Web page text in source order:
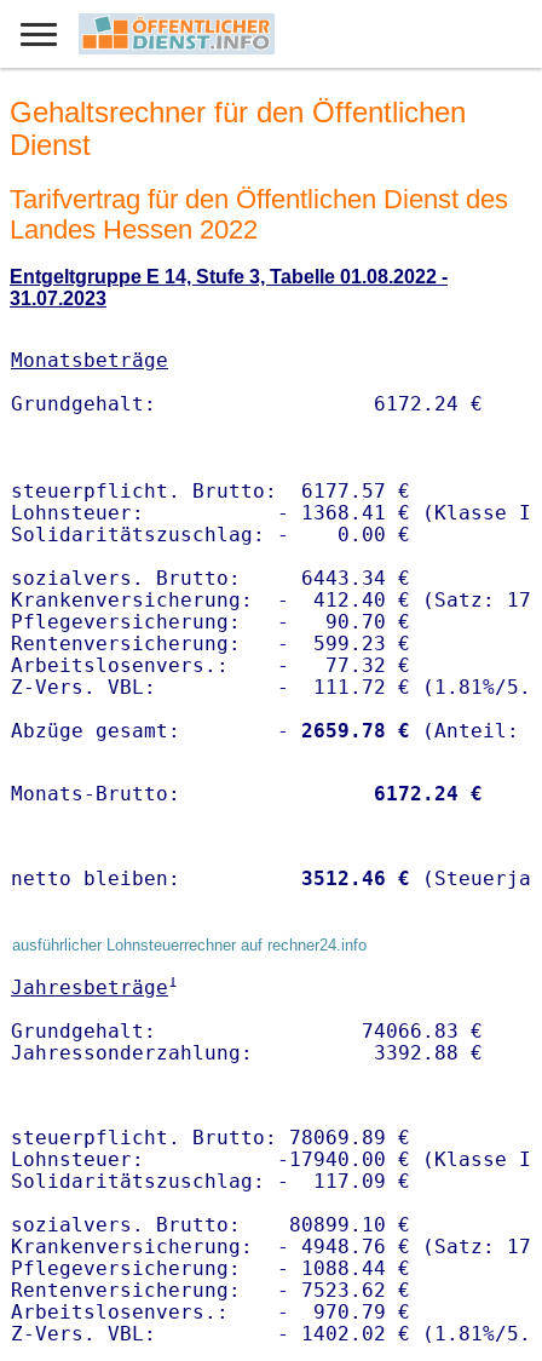
Gehaltsrechner für den Öffentlichen
Dienst
Tarifvertrag für den Öffentlichen Dienst des
Landes Hessen 2022
Entgeltgruppe E 14, Stufe 3, Tabelle 01.08.2022 -
31.07.2023
Monatsbeträge
steuerpflicht. Brutto:  6177.57 €
Lohnsteuer:           - 1368.41 € (Klasse I)
Solidaritätszuschlag: -    0.00 €
sozialvers. Brutto:     6443.34 €
Krankenversicherung:  -  412.40 € (Satz:
Pflegeversicherung:   -   90.70 €
Rentenversicherung:   -  599.23 €
Arbeitslosenvers.:    -   77.32 €
Z-Vers. VBL:          -  111.72 € ( 1.81%/
Abzüge gesamt:        -
2659.78 €
Monats-Brutto: 6172.24 €
netto bleiben: 3512.46 €
ausführlicher Lohnsteuerrechner auf rechner24.info
Jahresbeträge1
Grundgehalt:                 74066.83 €
steuerpflicht. Brutto: 78069.89 €
Lohnsteuer:           -17940.00 € (Klasse I)
Solidaritätszuschlag: -  117.09 €
sozialvers. Brutto:    80899.10 €
Krankenversicherung:  - 4948.76 € (Satz:
Pflegeversicherung:   - 1088.44 €
Rentenversicherung:   - 7523.62 €
Arbeitslosenvers.:    -  970.79 €
Z-Vers. VBL:          - 1402.02 € ( 1.81%/